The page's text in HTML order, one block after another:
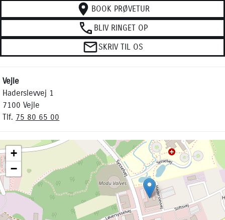
BOOK PRØVETUR
BLIV RINGET OP
SKRIV TIL OS
Vejle
Haderslevvej 1
7100 Vejle
Tlf. 75 80 65 00